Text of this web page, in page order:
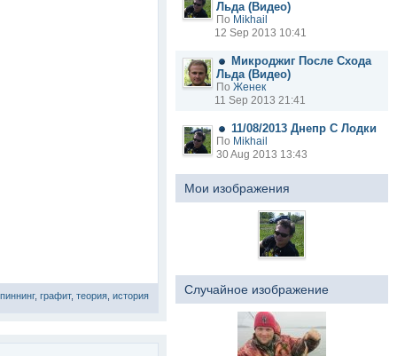
, графит, теория история
Льда (Видео)
По Mikhail
12 Sep 2013 10:41
Микроджиг После Схода
Льда (Видео)
По Женек
11 Sep 2013 21:41
11/08/2013 Днепр С Лодки
По Mikhail
30 Aug 2013 13:43
Мои изображения
Случайное изображение